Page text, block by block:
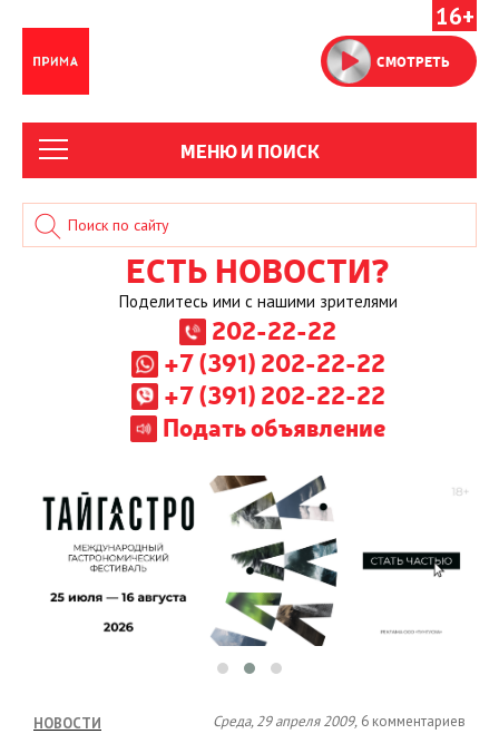
16+
СМОТРЕТЬ
МЕНЮ И ПОИСК
ЕСТЬ НОВОСТИ?
Поделитесь ими с нашими зрителями
202-22-22
+7 (391) 202-22-22
+7 (391) 202-22-22
Подать объявление
НОВОСТИ Среда, 29 апреля 2009, 6 комментариев